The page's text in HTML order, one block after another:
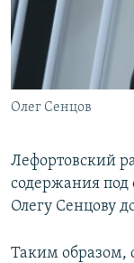
ПОБЕДИТЕЛЕЙ НЕ
ELIFBE
УКРАИНСКАЯ
ПРИСОЕДИНЯЙТЕСЬ!
Олег Сенцов
Лефортовский
содержания
Олегу Сенцову
Таким образом,